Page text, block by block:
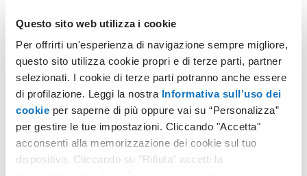
Questo sito web utilizza i cookie
Per offrirti un'esperienza di navigazione sempre migliore,
questo sito utilizza cookie propri e di terze parti, partner
selezionati. I cookie di terze parti potranno anche essere
di profilazione. Leggi la nostra Informativa sull’uso dei
cookie per saperne di più oppure vai su “Personalizza”
per gestire le tue impostazioni. Cliccando "Accetta"
acconsenti alla memorizzazione dei cookie sul tuo
dispositivo. Cliccando su "Rifiuta" accetti la
Con la PEC risparmi: le raccomandate costano di più!